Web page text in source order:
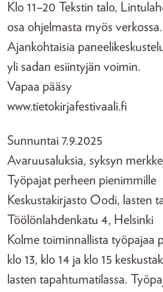
Klo 11–20 Tekstin talo,
osa ohjelmasta myös verkossa.
Ajankohtaisia
yli sadan esiintyjän voimin.
Vapaa pääsy
www.tietokirjafestivaali.fi
Sunnuntai 7.9.2025
Avaruusaluksia, syksyn
Työpajat perheen pienimmille
Keskustakirjasto Oodi, lasten
Töölönlahdenkatu 4, Helsinki
Kolme toiminnallista työpajaa
klo 13, klo 14 ja klo 15
lasten tapahtumatilassa.